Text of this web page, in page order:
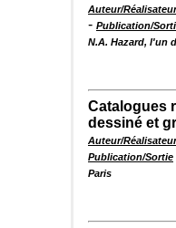
Auteur/Réalisateur
- Publication/
N.A. Hazard, l'un
Catalogues
dessiné et
Auteur/Réalisateur
Publication/Sortie
Paris